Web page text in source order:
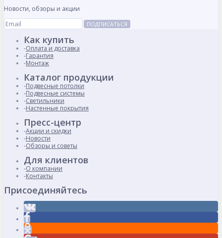
Новости, обзоры и акции
ПОДПИСАТЬСЯ
Как купить
Оплата и доставка
Гарантия
Монтаж
Каталог продукции
Подвесные потолки
Подвесные системы
Светильники
Настенные покрытия
Пресс-центр
Акции и скидки
Новости
Обзоры и советы
Для клиентов
О компании
Контакты
Присоединяйтесь